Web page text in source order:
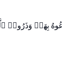
بِهَاۖ وَذَرُوا۟